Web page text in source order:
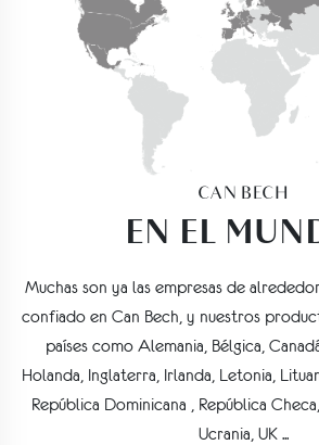
CAN BECH
EN EL
Muchas son ya las empresas de
confiado en Can Bech, y nuestros
países como Alemania, Bélgica,
Holanda, Inglaterra, Irlanda, Letonia,
República Dominicana , República Checa,
Ucrania, UK ...